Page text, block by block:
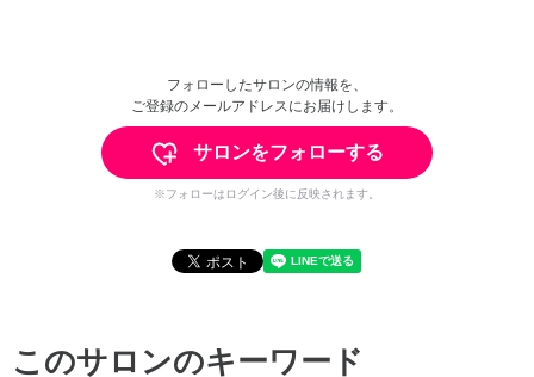
フォローしたサロンの情報を、
ご登録のメールアドレスにお届けします。
サロンをフォローする
※フォローはログイン後に反映されます。
このサロンのキーワード